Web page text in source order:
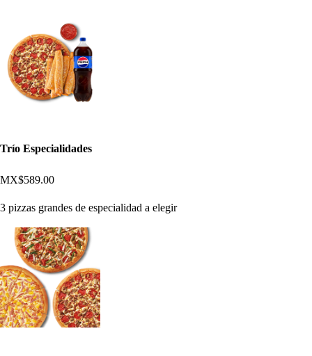
Trío Especialidades
MX$589.00
3 pizzas grandes de especialidad a elegir